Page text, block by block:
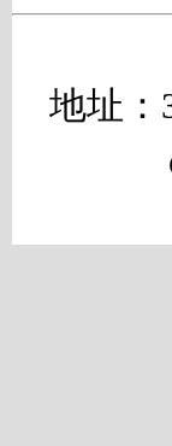
地址：